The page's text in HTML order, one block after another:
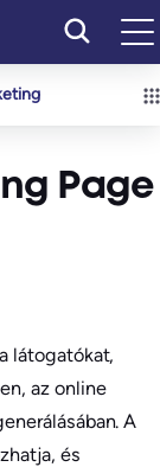
Page
látogatókat,
az online
A
és